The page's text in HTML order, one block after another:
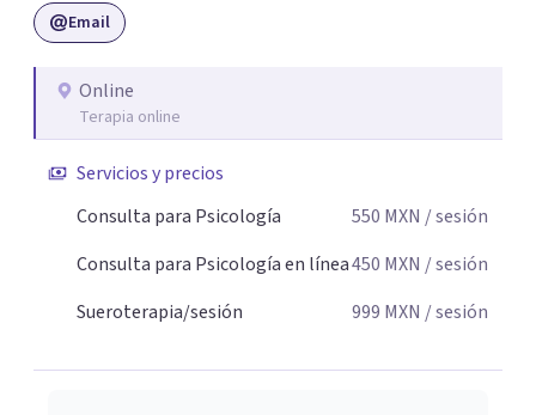
Email
Online
Terapia online
Servicios y precios
Consulta para Psicología
550 MXN / sesión
Consulta para Psicología en línea450 MXN / sesión
Sueroterapia/sesión
999 MXN / sesión